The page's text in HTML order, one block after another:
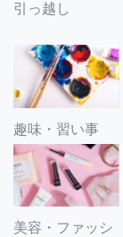
引っ越し
趣味・習い事
美容・ファッシ